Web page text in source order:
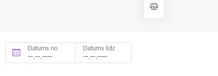
Datums no Datums līdz